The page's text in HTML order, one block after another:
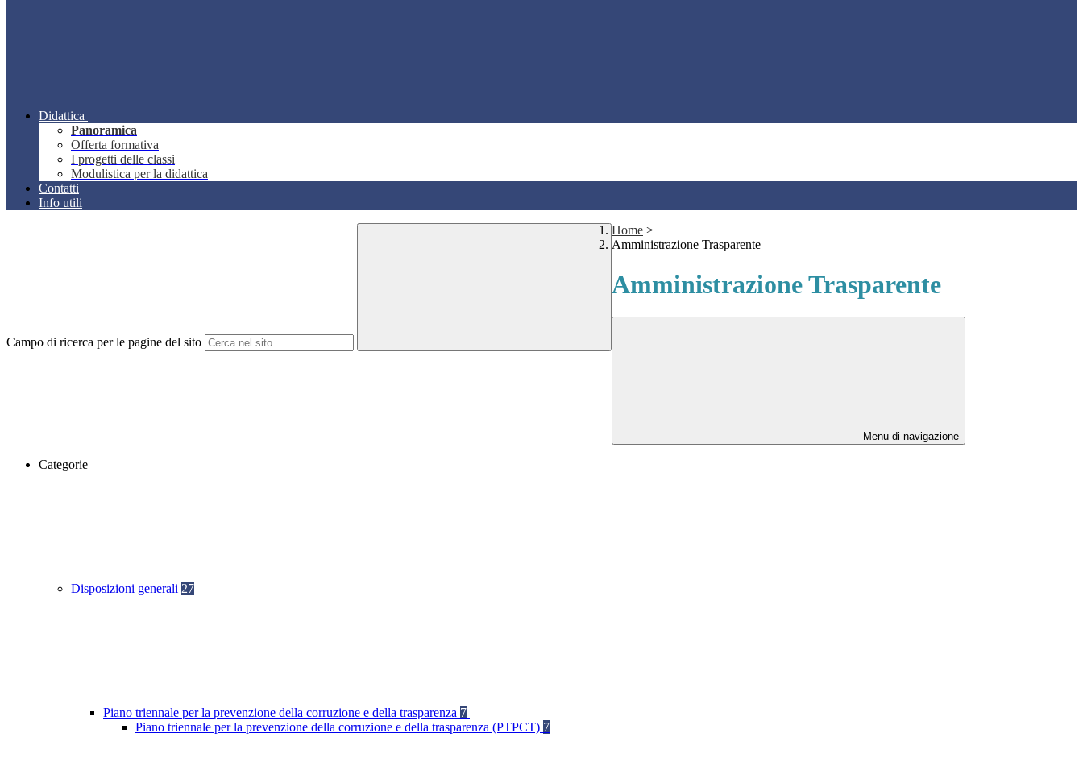
Didattica
Panoramica
Offerta formativa
I progetti delle classi
Modulistica per la didattica
Contatti
Info utili
Campo di ricerca per le pagine del sito
Home >
Amministrazione Trasparente
Amministrazione Trasparente
Menu di navigazione
Categorie
Disposizioni generali 27
Piano triennale per la prevenzione della corruzione e della trasparenza 7
Piano triennale per la prevenzione della corruzione e della trasparenza (PTPCT) 7